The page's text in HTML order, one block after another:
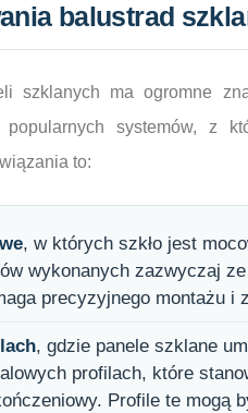
balustrad
szklanych ma ogromne
popularnych systemów, z
to:
, w których szkło jest
wykonanych zazwyczaj
precyzyjnego montażu
, gdzie panele szklane
profilach, które
Profile te mogą